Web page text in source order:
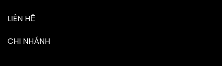
LIÊN HỆ
CHI NHÁNH